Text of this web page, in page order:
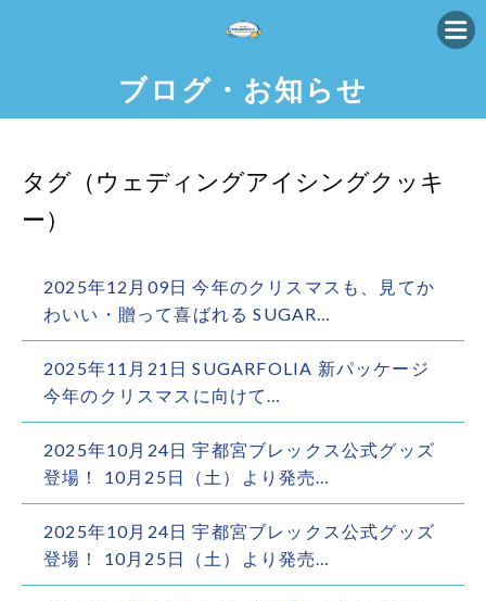
ブログ・お知らせ
タグ（ウェディングアイシングクッキ
ー）
2025年12月09日 今年のクリスマスも、見てか
わいい・贈って喜ばれる SUGAR…
2025年11月21日 SUGARFOLIA 新パッケージ
今年のクリスマスに向けて…
2025年10月24日 宇都宮ブレックス公式グッズ
登場！ 10月25日（土）より発売…
2025年10月24日 宇都宮ブレックス公式グッズ
登場！ 10月25日（土）より発売…